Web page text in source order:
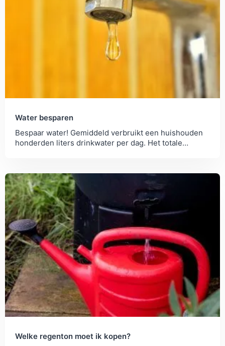
Water besparen
Bespaar water! Gemiddeld verbruikt een huishouden
honderden liters drinkwater per dag. Het totale
Welke regenton moet ik kopen?